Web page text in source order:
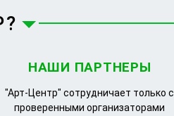
НАШИ ПАРТНЕРЫ
"Арт-Центр" сотрудничает только с
проверенными организаторами